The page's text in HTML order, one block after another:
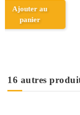
16 autres